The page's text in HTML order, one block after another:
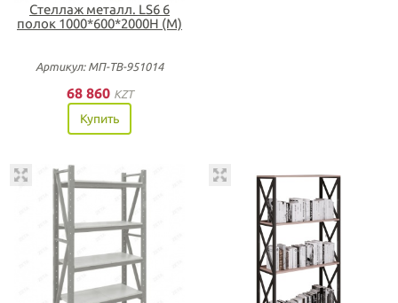
Стеллаж металл. LS6 6
полок 1000*600*2000H (М)
Артикул: МП-ТВ-951014
68 860 KZT
Купить